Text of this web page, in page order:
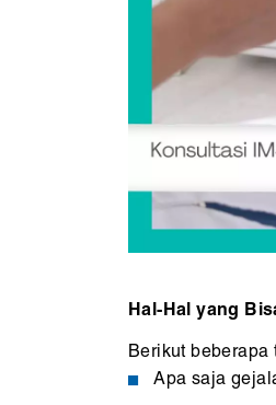
Hal-Hal yang
Berikut beberapa
Apa saja